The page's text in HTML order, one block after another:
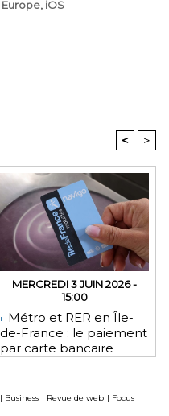
Europe, iOS
< >
MERCREDI 3 JUIN 2026 -
15:00
Métro et RER en Île-
de-France : le paiement
par carte bancaire
| Business | Revue de web | Focus